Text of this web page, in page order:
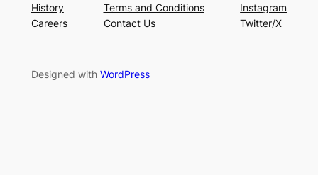
History
Careers
Terms and Conditions
Contact Us
Instagram
Twitter/X
Designed with WordPress